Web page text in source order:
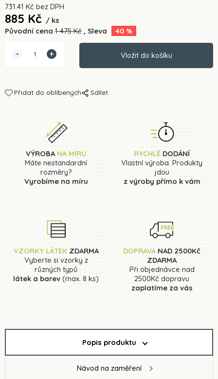
731.41 Kč bez DPH
885 Kč
ks
Původní cena 1 475Kč Sleva 40 %
Přidat do oblíbených Sdílet
VÝROBA NA MÍRU
Máte nestandardní
rozměry?
Vyrobíme na míru
RYCHLÉDODÁNÍ
Vlastní výroba. Produkty
jdou
z výroby přímo k vám
VZORKY LÁTEK ZDARMA
Vyberte si vzorky z
různých typů
látek a barev (max. 8 ks)
DOPRAVANAD 2500Kč
ZDARMA
Při objednávce nad
2500Kč dopravu
zaplatíme za vás
Popis produktu
Návod na zaměření